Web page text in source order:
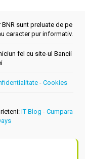
sunt preluate de pe
caracter pur informativ.
fel cu site-ul Bancii
- Cookies
IT Blog - Cumpara